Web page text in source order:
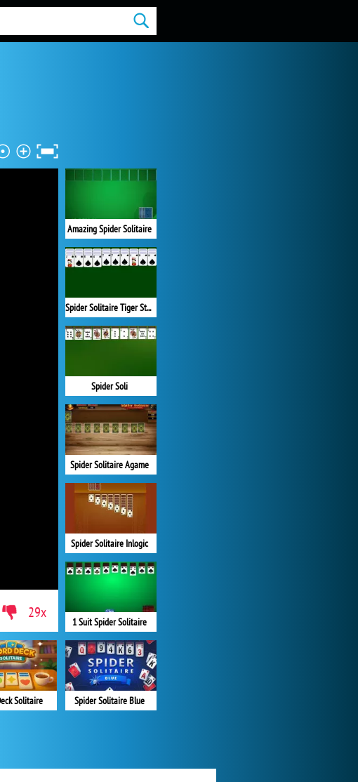
Amazing Spider Solitaire
Spider Solitaire Tiger Studio
Spider Soli
Spider Solitaire Agame
Spider Solitaire Inlogic
1 Suit Spider Solitaire
Spider Solitaire Blue
Solitaire
29x